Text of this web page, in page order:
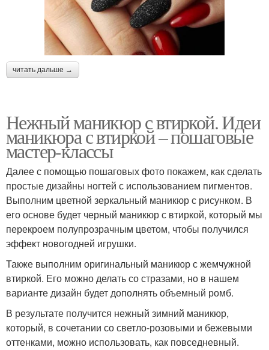
читать дальше →
Нежный маникюр с втиркой. Идеи
маникюра с втиркой – пошаговые
мастер-классы
Далее с помощью пошаговых фото покажем, как сделать
простые дизайны ногтей с использованием пигментов.
Выполним цветной зеркальный маникюр с рисунком. В
его основе будет черный маникюр с втиркой, который мы
перекроем полупрозрачным цветом, чтобы получился
эффект новогодней игрушки.
Также выполним оригинальный маникюр с жемчужной
втиркой. Его можно делать со стразами, но в нашем
варианте дизайн будет дополнять объемный ромб.
В результате получится нежный зимний маникюр,
который, в сочетании со светло-розовыми и бежевыми
оттенками, можно использовать, как повседневный.